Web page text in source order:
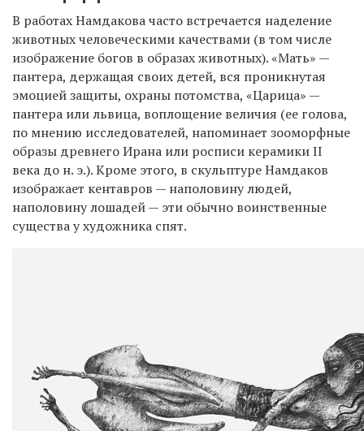
В работах Намдакова часто встречается наделение
животных человеческими качествами (в том числе
изображение богов в образах животных). «Мать» —
пантера, держащая своих детей, вся проникнутая
эмоцией защиты, охраны потомства, «Царица» —
пантера или львица, воплощение величия (ее голова,
по мнению исследователей, напоминает зооморфные
образы древнего Ирана или росписи керамики II
века до н. э.). Кроме этого, в скульптуре Намдаков
изображает кентавров — наполовину людей,
наполовину лошадей — эти обычно воинственные
существа у художника спят.